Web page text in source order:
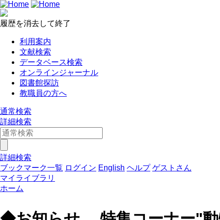
履歴を消去して終了
利用案内
文献検索
データベース検索
オンラインジャーナル
図書館探訪
教職員の方へ
通常検索
詳細検索
詳細検索
ブックマーク一覧 ログイン English ヘルプ ゲストさん
マイライブラリ
ホーム